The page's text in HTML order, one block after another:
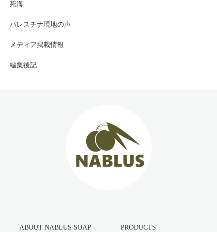
死海
パレスチナ現地の声
メディア掲載情報
編集後記
ABOUT NABLUS SOAP PRODUCTS